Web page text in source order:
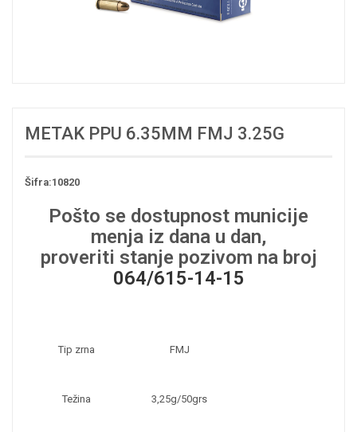
METAK PPU 6.35MM FMJ 3.25G
Šifra:10820
Pošto se dostupnost municije
menja iz dana u dan,
proveriti stanje pozivom na broj
064/615-14-15
Tip zrna FMJ
Težina 3,25g/50grs